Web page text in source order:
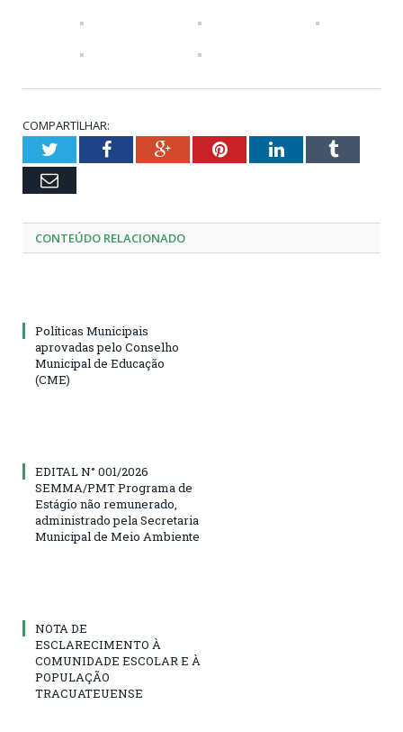
COMPARTILHAR:
TwitterFacebookGoogle+PinterestLinkedInTumblr
Email
CONTEÚDO RELACIONADO
Políticas Municipais
aprovadas pelo Conselho
Municipal de Educação
(CME)
EDITAL N° 001/2026
SEMMA/PMT Programa de
Estágio não remunerado,
administrado pela Secretaria
Municipal de Meio Ambiente
NOTA DE
ESCLARECIMENTO À
COMUNIDADE ESCOLAR E À
POPULAÇÃO
TRACUATEUENSE